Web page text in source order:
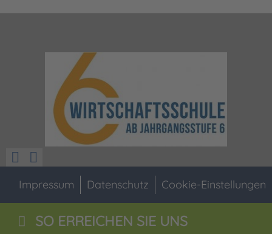
Impressum Datenschutz Cookie-Einstellungen
SO ERREICHEN SIE UNS